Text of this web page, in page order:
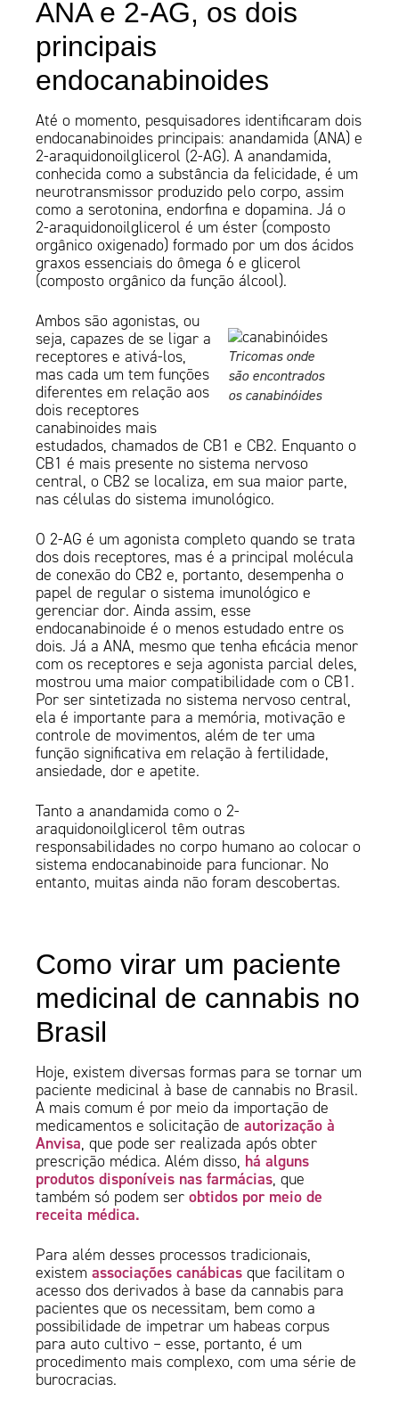
ANA e 2-AG, os dois
principais
endocanabinoides
Até o momento, pesquisadores identificaram dois
endocanabinoides principais: anandamida (ANA) e
2-araquidonoilglicerol (2-AG). A anandamida,
conhecida como a substância da felicidade, é um
neurotransmissor produzido pelo corpo, assim
como a serotonina, endorfina e dopamina. Já o
2-araquidonoilglicerol é um éster (composto
orgânico oxigenado) formado por um dos ácidos
graxos essenciais do ômega 6 e glicerol
(composto orgânico da função álcool).
Tricomas onde
são encontrados
os canabinóides
Ambos são agonistas, ou
seja, capazes de se ligar a
receptores e ativá-los,
mas cada um tem funções
diferentes em relação aos
dois receptores
canabinoides mais
estudados, chamados de CB1 e CB2. Enquanto o
CB1 é mais presente no sistema nervoso
central, o CB2 se localiza, em sua maior parte,
nas células do sistema imunológico.
O 2-AG é um agonista completo quando se trata
dos dois receptores, mas é a principal molécula
de conexão do CB2 e, portanto, desempenha o
papel de regular o sistema imunológico e
gerenciar dor. Ainda assim, esse
endocanabinoide é o menos estudado entre os
dois. Já a ANA, mesmo que tenha eficácia menor
com os receptores e seja agonista parcial deles,
mostrou uma maior compatibilidade com o CB1.
Por ser sintetizada no sistema nervoso central,
ela é importante para a memória, motivação e
controle de movimentos, além de ter uma
função significativa em relação à fertilidade,
ansiedade, dor e apetite.
Tanto a anandamida como o 2-
araquidonoilglicerol têm outras
responsabilidades no corpo humano ao colocar o
sistema endocanabinoide para funcionar. No
entanto, muitas ainda não foram descobertas.
Como virar um paciente
medicinal de cannabis no
Brasil
Hoje, existem diversas formas para se tornar um
paciente medicinal à base de cannabis no Brasil.
A mais comum é por meio da importação de
medicamentos e solicitação deautorização à
Anvisa, que pode ser realizada após obter
prescrição médica. Além disso, há alguns
produtos disponíveis nas farmácias, que
também só podem serobtidos por meio de
receita médica.
Para além desses processos tradicionais,
existemassociações canábicas que facilitam o
acesso dos derivados à base da cannabis para
pacientes que os necessitam, bem como a
possibilidade de impetrar um habeas corpus
para auto cultivo – esse, portanto, é um
procedimento mais complexo, com uma série de
burocracias.